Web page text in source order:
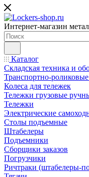
Интернет-магазин
Каталог
Складская техника и
Транспортно-
Колеса для тележек
Тележки грузовые
Тележки
Электрические
Столы подъемные
Штабелеры
Подъемники
Сборщики заказов
Погрузчики
Ричтраки (штабелеры-